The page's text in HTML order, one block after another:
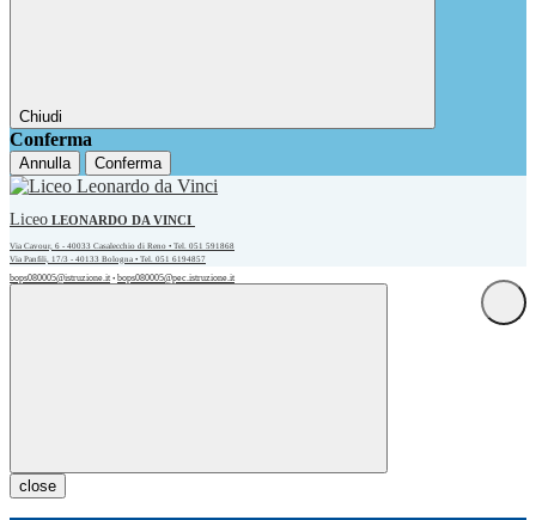
Chiudi
Conferma
Annulla Conferma
Liceo LEONARDO DA VINCI
Via Cavour, 6 - 40033 Casalecchio di Reno • Tel. 051 591868
Via Panfili, 17/3 - 40133 Bologna • Tel. 051 6194857
bops080005@istruzione.it • bops080005@pec.istruzione.it
close